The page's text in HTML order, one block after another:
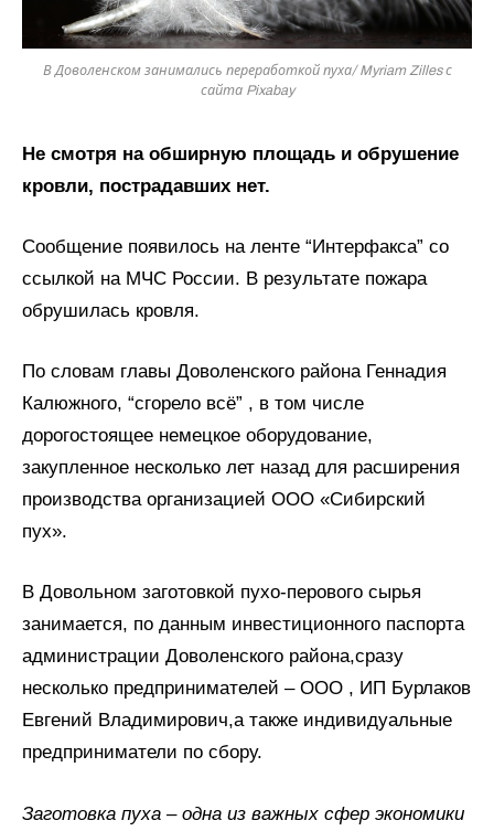
В Доволенском занимались переработкой пуха/ Myriam Zilles с
сайта Pixabay
Не смотря на обширную площадь и обрушение
кровли, пострадавших нет.
Сообщение появилось на ленте “Интерфакса” со
ссылкой на МЧС России. В результате пожара
обрушилась кровля.
По словам главы Доволенского района Геннадия
Калюжного, “сгорело всё” , в том числе
дорогостоящее немецкое оборудование,
закупленное несколько лет назад для расширения
производства организацией ООО «Сибирский
пух».
В Довольном заготовкой пухо-перового сырья
занимается, по данным инвестиционного паспорта
администрации Доволенского района,сразу
несколько предпринимателей – ООО , ИП Бурлаков
Евгений Владимирович,а также индивидуальные
предприниматели по сбору.
Заготовка пуха – одна из важных сфер экономики